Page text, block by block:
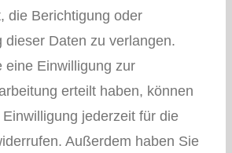
die Berichtigung oder
dieser Daten zu verlangen.
eine Einwilligung zur
erteilt haben, können
jederzeit für die
Außerdem haben Sie